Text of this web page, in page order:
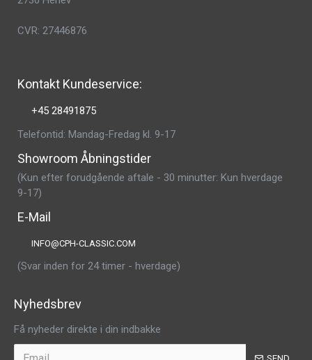
CVR: 27446876
Kontakt Kundeservice:
+45 28491875
Telefontid: Mandag-Fredag kl. 9-17
Showroom Åbningstider
(Kun efter forudgående aftale - 30 minutter: Kun hverdage
9-17)
E-Mail
INFO@CPH-CLASSIC.COM
(Svar inden for 24 timer - hverdage)
Nyhedsbrev
Få nyheder direkte i din indbakke
SEND